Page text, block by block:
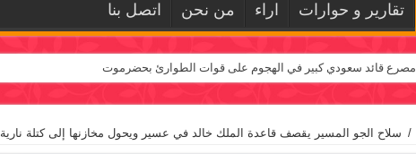
تقارير و حوارات اراء من نحن اتصل بنا
مصرع قائد سعودي كبير في الهجوم على قوات الطوارئ بحضرموت
/ سلاح الجو المسير يقصف قاعدة الملك خالد في عسير ويحول مخازنها إلى كتلة نارية